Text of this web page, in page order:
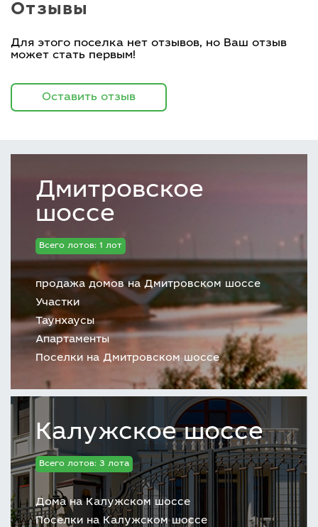
Отзывы
Для этого поселка нет отзывов, но Ваш отзыв
может стать первым!
Оставить отзыв
Дмитровское
шоссе
Всего лотов: 1 лот
продажа домов на Дмитровском шоссе
Участки
Таунхаусы
Апартаменты
Поселки на Дмитровском шоссе
Калужское шоссе
Всего лотов: 3 лота
Дома на Калужском шоссе
Поселки на Калужском шоссе